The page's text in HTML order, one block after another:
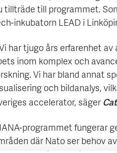
tillträde till programmet.
inkubatorn LEAD i
har tjugo års erfarenhet
inom komplex och
Vi har bland annat
och bildanalys,
accelerator, säger
programmet fungerar
där Nato ser behov